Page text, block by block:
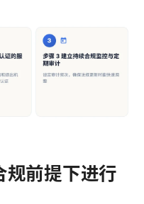
规前提下进行